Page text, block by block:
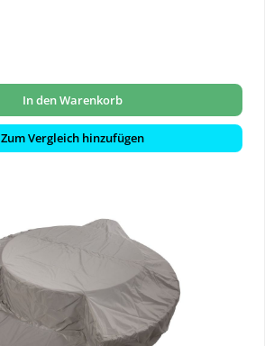
In den Warenkorb
Zum Vergleich hinzufügen